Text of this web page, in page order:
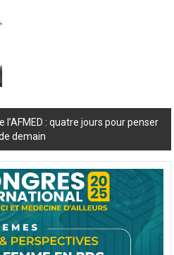
l’AFMED : quatre jours pour penser
demain